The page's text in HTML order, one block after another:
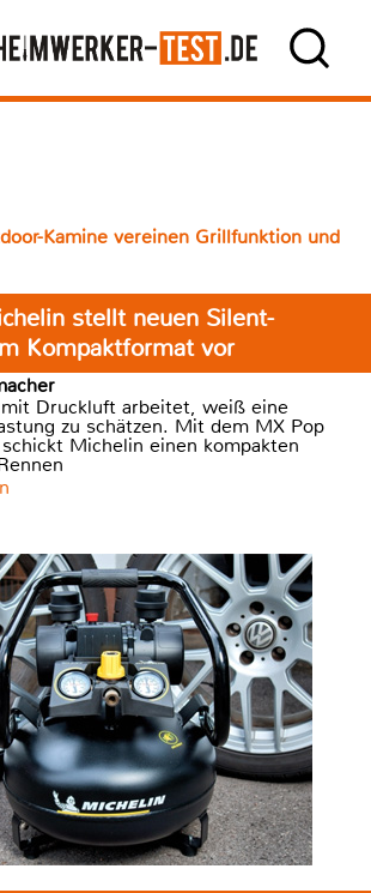
Kamine vereinen Grillfunktion und
stellt neuen Silent-
Kompaktformat vor
Druckluft arbeitet, weiß eine
zu schätzen. Mit dem MX Pop
Michelin einen kompakten